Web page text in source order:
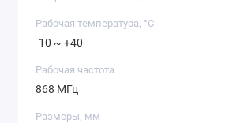
Рабочая температура, °C
-10 ~ +40
Рабочая частота
868 МГц
Размеры, мм